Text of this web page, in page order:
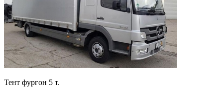
Тент фургон 5 т.